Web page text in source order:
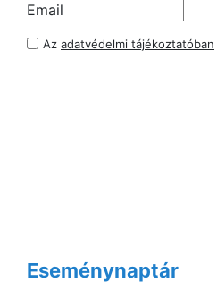
Email
Az adatvédelmi tájékoztatóban
Eseménynaptár